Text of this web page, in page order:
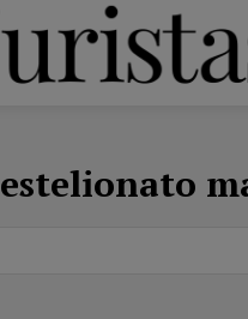
estelionato